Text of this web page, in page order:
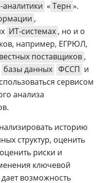
аналитики « Терн ».
,
ИТ-системах , но и о
например, ЕГРЮЛ,
поставщиков ,
базы данных ФССП и
сервисом
анализа
историю
структур, оценить
риски и
ключевой
возможность